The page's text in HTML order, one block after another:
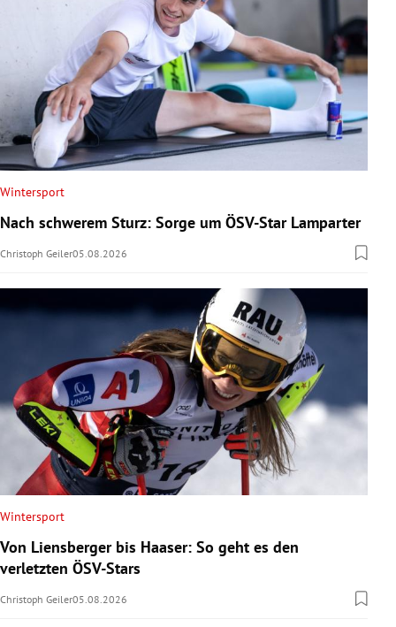
Wintersport
Nach schwerem Sturz: Sorge um ÖSV-Star Lamparter
Christoph Geiler05.08.2026
Wintersport
Von Liensberger bis Haaser: So geht es den
verletzten ÖSV-Stars
Christoph Geiler05.08.2026